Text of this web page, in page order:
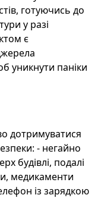
готуючись до
у разі
є
уникнути паніки
дотримуватися
- негайно
будівлі, подалі
медикаменти
із зарядкою